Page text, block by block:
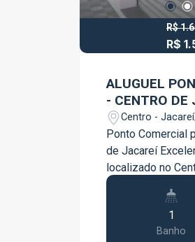
R$
R$
ALUGUEL
- CENTRO DE
Centro -
Ponto Comercial
de Jacareí Excelente ponto comercial
localizado no
região de grande
visibilidade,
de comércio e
imóvel possui 45
1
Banho